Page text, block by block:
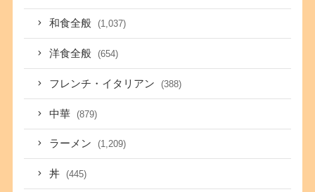
和食全般 (1,037)
洋食全般 (654)
フレンチ・イタリアン (388)
中華 (879)
ラーメン (1,209)
丼 (445)